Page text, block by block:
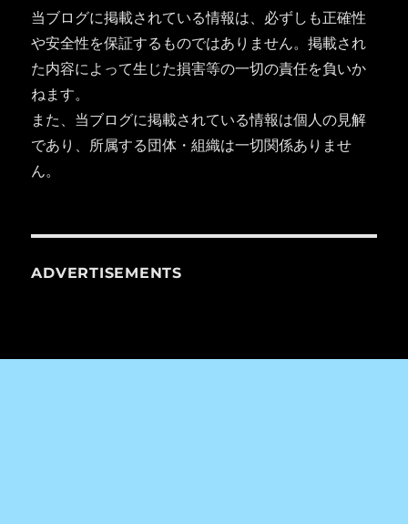
当ブログに掲載されている情報は、必ずしも正確性
や安全性を保証するものではありません。掲載され
た内容によって生じた損害等の一切の責任を負いか
ねます。
また、当ブログに掲載されている情報は個人の見解
であり、所属する団体・組織は一切関係ありませ
ん。
ADVERTISEMENTS